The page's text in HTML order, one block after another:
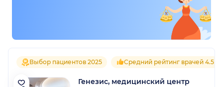
Выбор пациентов 2025 Средний рейтинг врачей 4.5
Генезис, медицинский центр